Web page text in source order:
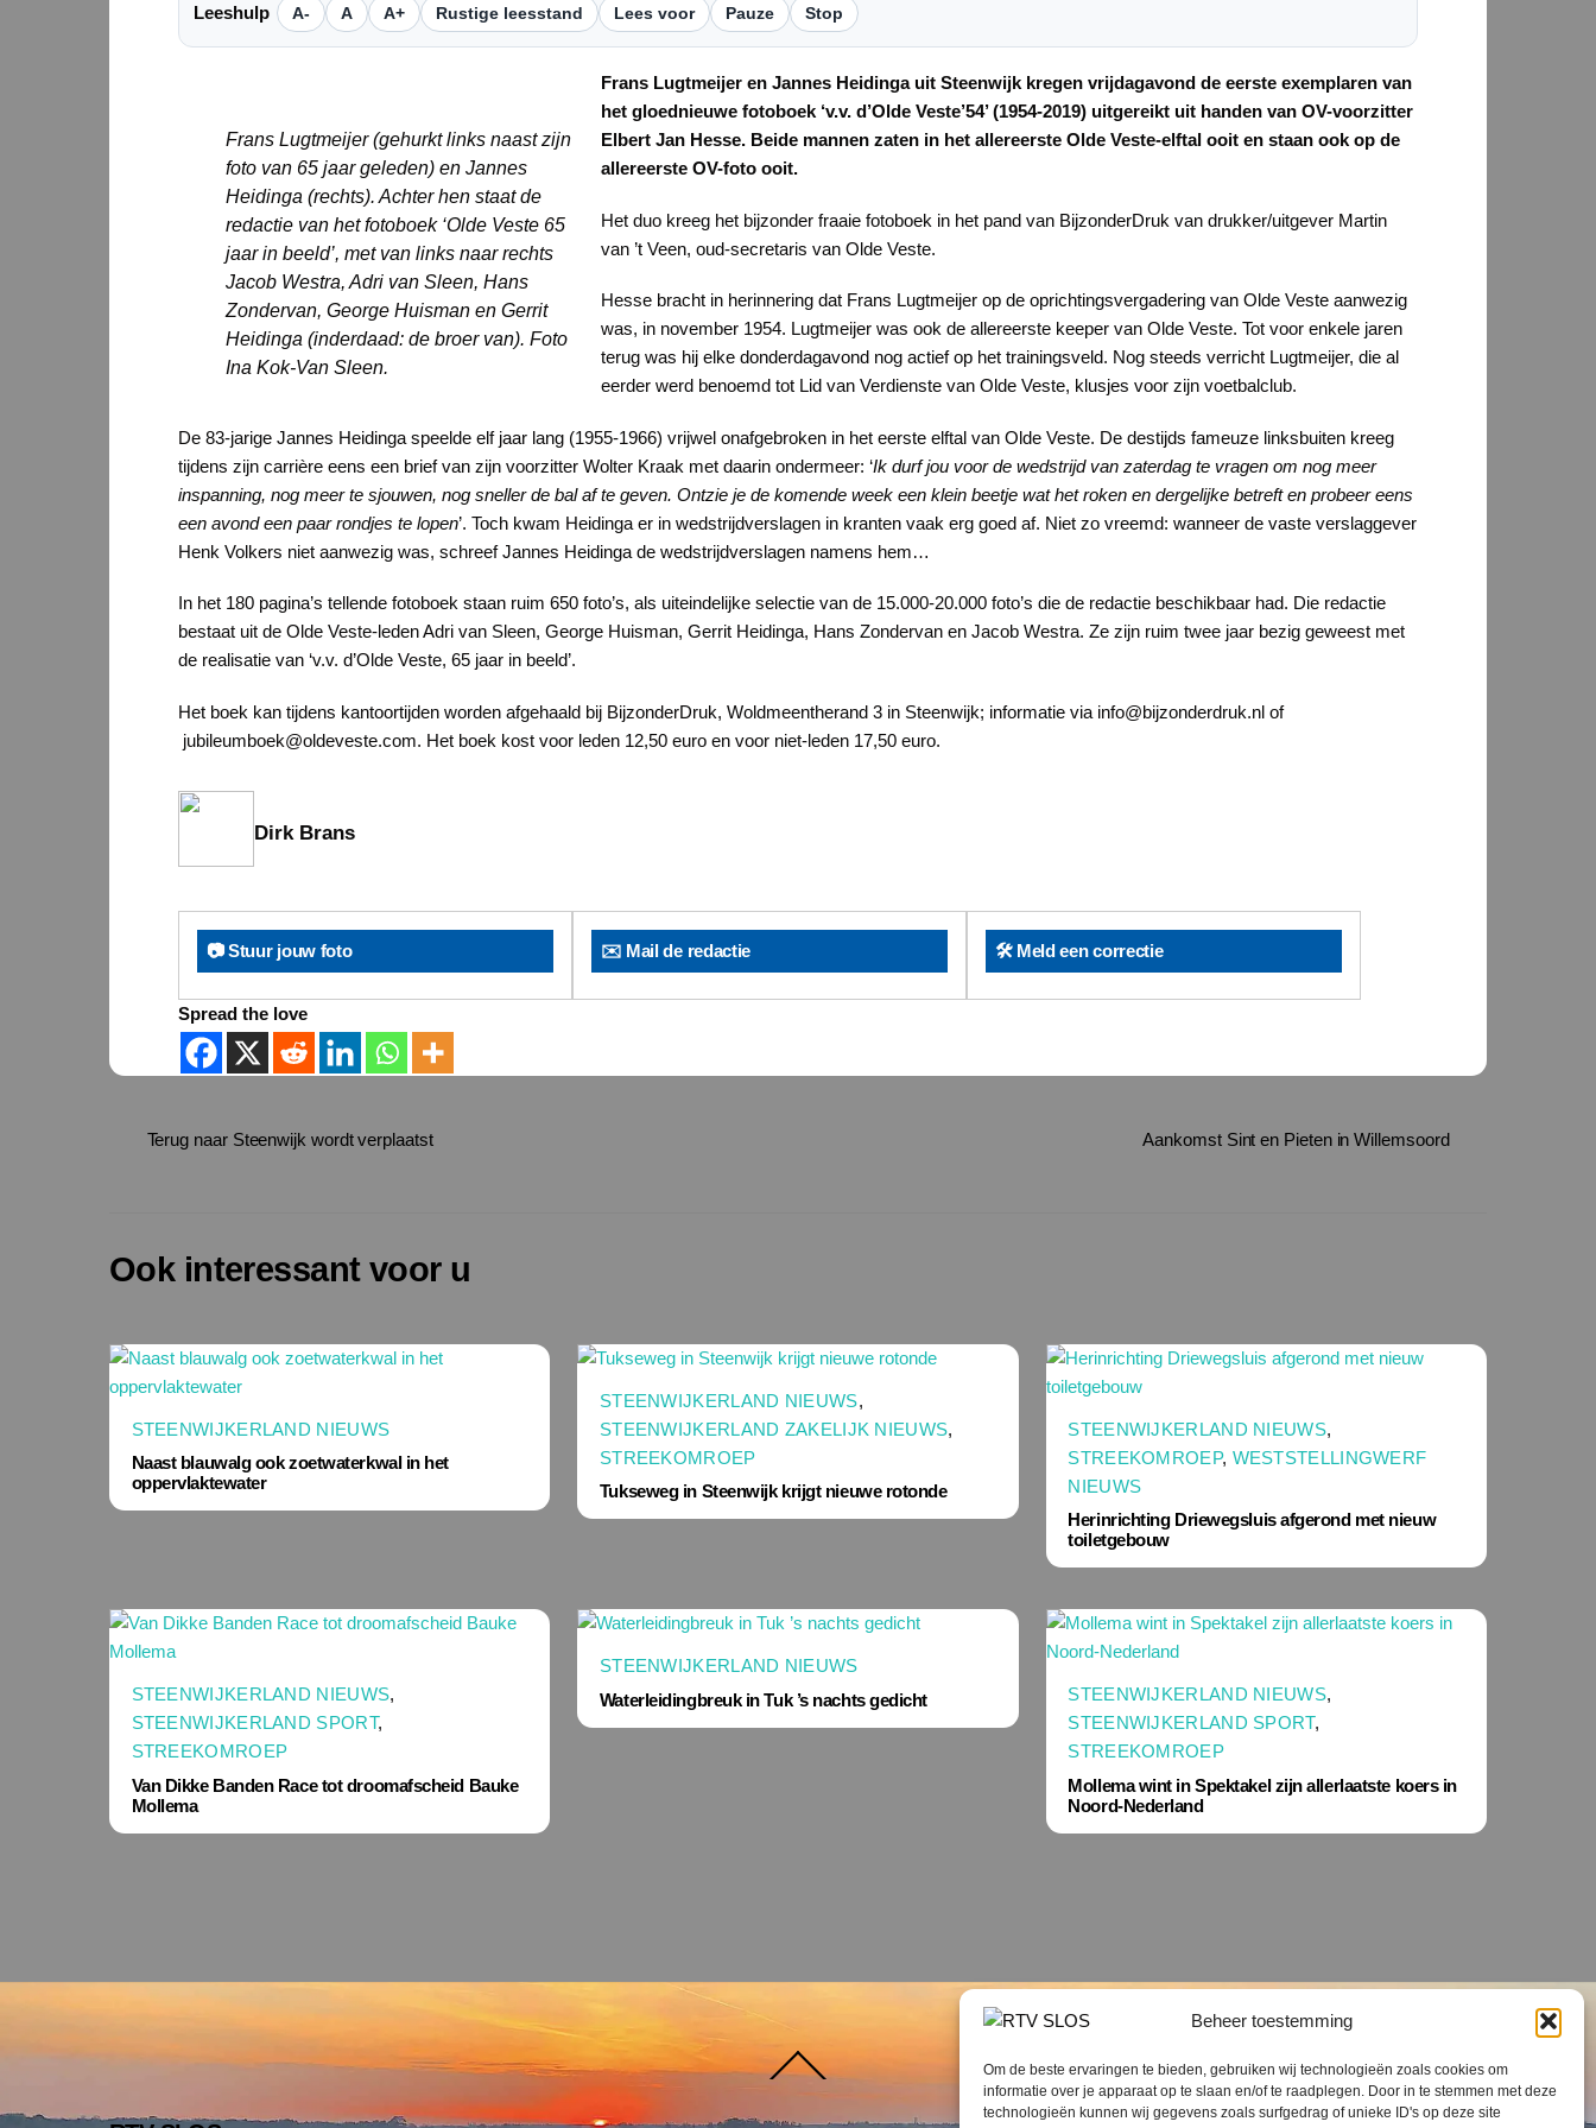
Beheer toestemming
Om de beste ervaringen te bieden, gebruiken wij technologieën zoals cookies om
informatie over je apparaat op te slaan en/of te raadplegen. Door in te stemmen met deze
technologieën kunnen wij gegevens zoals surfgedrag of unieke ID's op deze site
Leeshulp A- A A+ Rustige leesstand Lees voor Pauze Stop
Frans Lugtmeijer (gehurkt links naast zijn
foto van 65 jaar geleden) en Jannes
Heidinga (rechts). Achter hen staat de
redactie van het fotoboek ‘Olde Veste 65
jaar in beeld’, met van links naar rechts
Jacob Westra, Adri van Sleen, Hans
Zondervan, George Huisman en Gerrit
Heidinga (inderdaad: de broer van). Foto
Ina Kok-Van Sleen.
Frans Lugtmeijer en Jannes Heidinga uit Steenwijk kregen vrijdagavond de eerste exemplaren van
het gloednieuwe fotoboek ‘v.v. d’Olde Veste’54’ (1954-2019) uitgereikt uit handen van OV-voorzitter
Elbert Jan Hesse. Beide mannen zaten in het allereerste Olde Veste-elftal ooit en staan ook op de
allereerste OV-foto ooit.
Het duo kreeg het bijzonder fraaie fotoboek in het pand van BijzonderDruk van drukker/uitgever Martin
van ’t Veen, oud-secretaris van Olde Veste.
Hesse bracht in herinnering dat Frans Lugtmeijer op de oprichtingsvergadering van Olde Veste aanwezig
was, in november 1954. Lugtmeijer was ook de allereerste keeper van Olde Veste. Tot voor enkele jaren
terug was hij elke donderdagavond nog actief op het trainingsveld. Nog steeds verricht Lugtmeijer, die al
eerder werd benoemd tot Lid van Verdienste van Olde Veste, klusjes voor zijn voetbalclub.
De 83-jarige Jannes Heidinga speelde elf jaar lang (1955-1966) vrijwel onafgebroken in het eerste elftal van Olde Veste. De destijds fameuze linksbuiten kreeg
tijdens zijn carrière eens een brief van zijn voorzitter Wolter Kraak met daarin ondermeer: ‘Ik durf jou voor de wedstrijd van zaterdag te vragen om nog meer
inspanning, nog meer te sjouwen, nog sneller de bal af te geven. Ontzie je de komende week een klein beetje wat het roken en dergelijke betreft en probeer eens
een avond een paar rondjes te lopen’. Toch kwam Heidinga er in wedstrijdverslagen in kranten vaak erg goed af. Niet zo vreemd: wanneer de vaste verslaggever
Henk Volkers niet aanwezig was, schreef Jannes Heidinga de wedstrijdverslagen namens hem…
In het 180 pagina’s tellende fotoboek staan ruim 650 foto’s, als uiteindelijke selectie van de 15.000-20.000 foto’s die de redactie beschikbaar had. Die redactie
bestaat uit de Olde Veste-leden Adri van Sleen, George Huisman, Gerrit Heidinga, Hans Zondervan en Jacob Westra. Ze zijn ruim twee jaar bezig geweest met
de realisatie van ‘v.v. d’Olde Veste, 65 jaar in beeld’.
Het boek kan tijdens kantoortijden worden afgehaald bij BijzonderDruk, Woldmeentherand 3 in Steenwijk; informatie via info@bijzonderdruk.nl of
jubileumboek@oldeveste.com. Het boek kost voor leden 12,50 euro en voor niet-leden 17,50 euro.
Dirk Brans
📷 Stuur jouw foto ✉️ Mail de redactie 🛠️ Meld een correctie
Spread the love
Terug naar Steenwijk wordt verplaatst Aankomst Sint en Pieten in Willemsoord
Ook interessant voor u
STEENWIJKERLAND NIEUWS
Naast blauwalg ook zoetwaterkwal in het
oppervlaktewater
STEENWIJKERLAND NIEUWS,
STEENWIJKERLAND ZAKELIJK NIEUWS,
STREEKOMROEP
Tukseweg in Steenwijk krijgt nieuwe rotonde
STEENWIJKERLAND NIEUWS,
STREEKOMROEP, WESTSTELLINGWERF
NIEUWS
Herinrichting Driewegsluis afgerond met nieuw
toiletgebouw
STEENWIJKERLAND NIEUWS,
STEENWIJKERLAND SPORT,
STREEKOMROEP
Van Dikke Banden Race tot droomafscheid Bauke
Mollema
STEENWIJKERLAND NIEUWS
Waterleidingbreuk in Tuk ’s nachts gedicht
STEENWIJKERLAND NIEUWS,
STEENWIJKERLAND SPORT,
STREEKOMROEP
Mollema wint in Spektakel zijn allerlaatste koers in
Noord-Nederland
naar